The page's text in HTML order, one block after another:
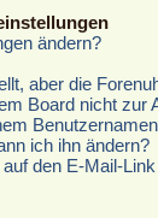
ändern?
aber die
Board nicht zur
ich ihn ändern?
den E-Mail-